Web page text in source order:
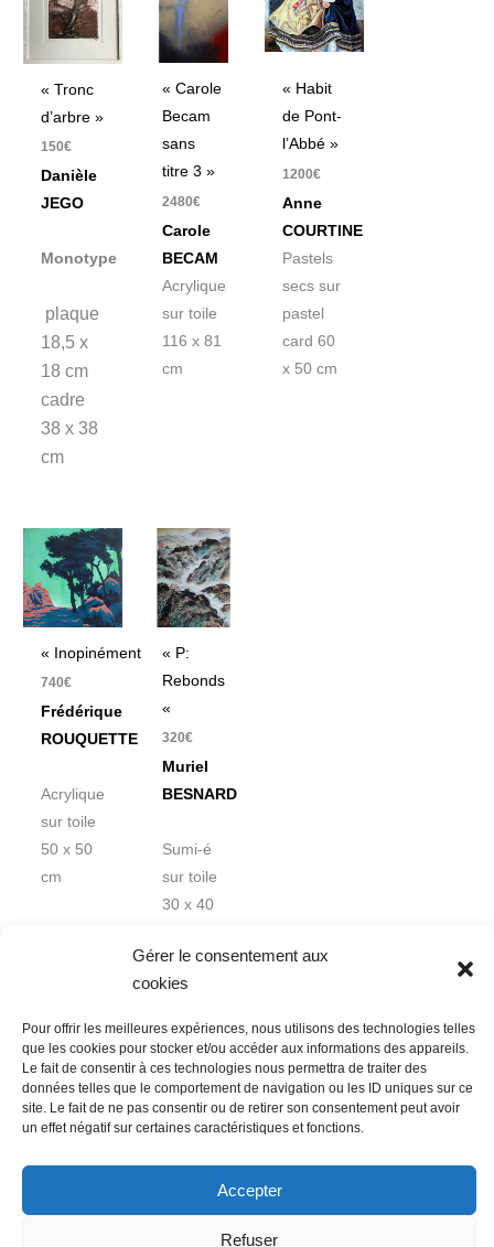
Gérer le consentement aux
cookies
Pour offrir les meilleures expériences, nous utilisons des technologies telles
que les cookies pour stocker et/ou accéder aux informations des appareils.
Le fait de consentir à ces technologies nous permettra de traiter des
données telles que le comportement de navigation ou les ID uniques sur ce
site. Le fait de ne pas consentir ou de retirer son consentement peut avoir
un effet négatif sur certaines caractéristiques et fonctions.
Accepter
Refuser
« Tronc
d’arbre »
150€
Danièle
JEGO
Monotype
plaque
18,5 x
18 cm
cadre
38 x 38
cm
« Carole
Becam
sans
titre 3 »
2480€
Carole
BECAM
Acrylique
sur toile
116 x 81
cm
« Habit
de Pont-
l’Abbé »
1200€
Anne
COURTINE
Pastels
secs sur
pastel
card 60
x 50 cm
« Inopinément »
740€
Frédérique
ROUQUETTE
Acrylique
sur toile
50 x 50
cm
« P:
Rebonds
«
320€
Muriel
BESNARD
Sumi-é
sur toile
30 x 40
Nous contacter
Conditions Générales de Ventes
Politique de confidentialité
Mentions légales
Mot de passe perdu
Newsletter Politique de cookies (UE)